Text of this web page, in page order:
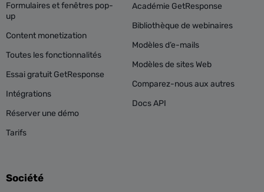
Formulaires et fenêtres pop-
up
Content monetization
Toutes les fonctionnalités
Essai gratuit GetResponse
Intégrations
Réserver une démo
Tarifs
Académie GetResponse
Bibliothèque de webinaires
Modèles d’e-mails
Modèles de sites Web
Comparez-nous aux autres
Docs API
Société